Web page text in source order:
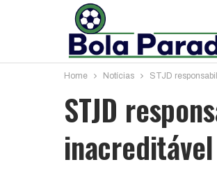
Home Notícias STJD
STJD